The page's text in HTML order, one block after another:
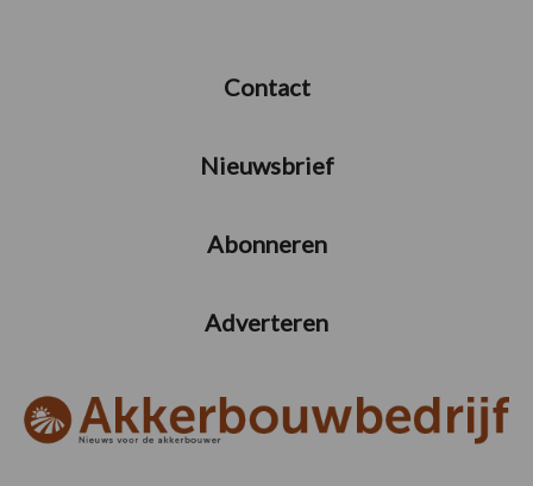
Contact
Nieuwsbrief
Abonneren
Adverteren